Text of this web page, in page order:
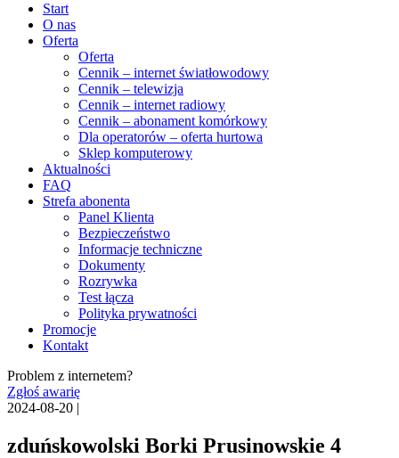
Start
O nas
Oferta
Oferta
Cennik – internet światłowodowy
Cennik – telewizja
Cennik – internet radiowy
Cennik – abonament komórkowy
Dla operatorów – oferta hurtowa
Sklep komputerowy
Aktualności
FAQ
Strefa abonenta
Panel Klienta
Bezpieczeństwo
Informacje techniczne
Dokumenty
Rozrywka
Test łącza
Polityka prywatności
Promocje
Kontakt
Problem z internetem?
Zgłoś awarię
2024-08-20 |
zduńskowolski Borki Prusinowskie 4